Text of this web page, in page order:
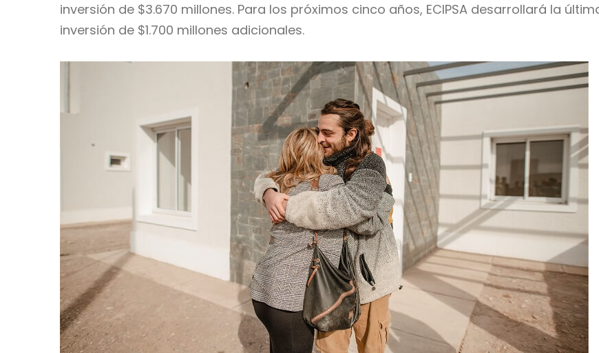
inversión de $3.670 millones. Para los próximos cinco años, ECIPSA desarrollará la
inversión de $1.700 millones adicionales.